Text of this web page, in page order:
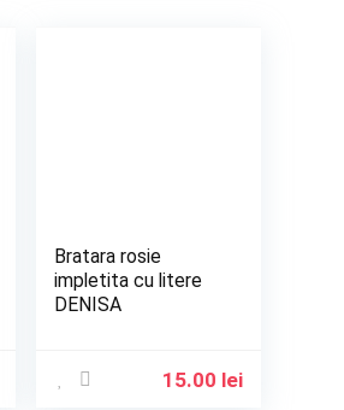
Bratara rosie
impletita cu litere
DENISA
15.00 lei